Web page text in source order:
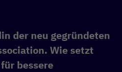
der neu gegründeten
Wie setzt
bessere